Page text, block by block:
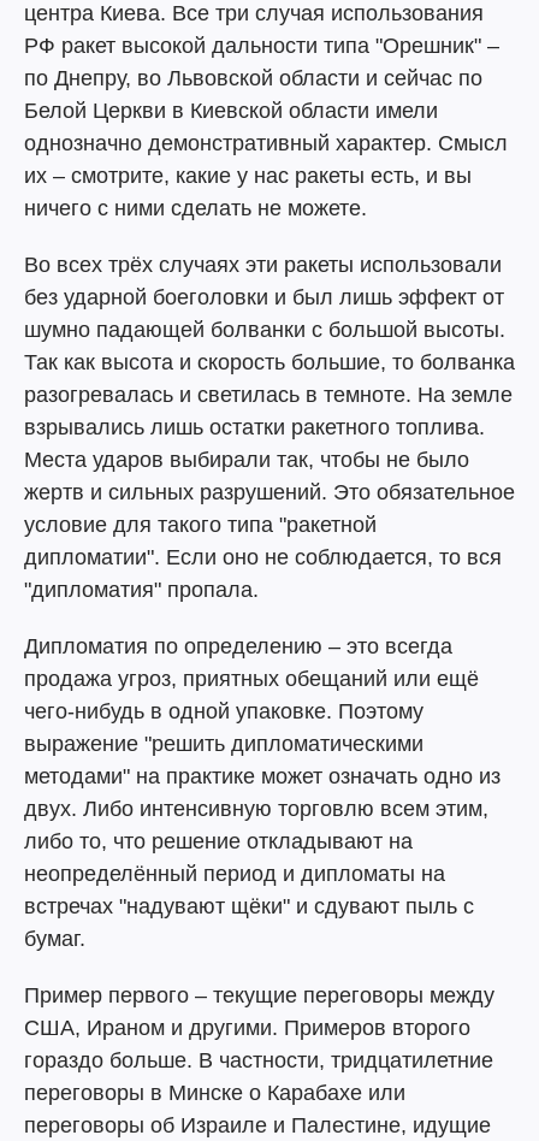
центра Киева. Все три случая использования
РФ ракет высокой дальности типа "Орешник" –
по Днепру, во Львовской области и сейчас по
Белой Церкви в Киевской области имели
однозначно демонстративный характер. Смысл
их – смотрите, какие у нас ракеты есть, и вы
ничего с ними сделать не можете.
Во всех трёх случаях эти ракеты использовали
без ударной боеголовки и был лишь эффект от
шумно падающей болванки с большой высоты.
Так как высота и скорость большие, то болванка
разогревалась и светилась в темноте. На земле
взрывались лишь остатки ракетного топлива.
Места ударов выбирали так, чтобы не было
жертв и сильных разрушений. Это обязательное
условие для такого типа "ракетной
дипломатии". Если оно не соблюдается, то вся
"дипломатия" пропала.
Дипломатия по определению – это всегда
продажа угроз, приятных обещаний или ещё
чего-нибудь в одной упаковке. Поэтому
выражение "решить дипломатическими
методами" на практике может означать одно из
двух. Либо интенсивную торговлю всем этим,
либо то, что решение откладывают на
неопределённый период и дипломаты на
встречах "надувают щёки" и сдувают пыль с
бумаг.
Пример первого – текущие переговоры между
США, Ираном и другими. Примеров второго
гораздо больше. В частности, тридцатилетние
переговоры в Минске о Карабахе или
переговоры об Израиле и Палестине, идущие